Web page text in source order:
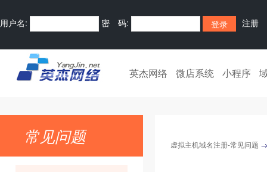
用户名: 密 码: 注册
英杰网络 微店系统 小程序
常见问题 虚拟主机域名注册-常见问题